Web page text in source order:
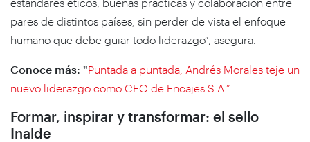
pares de distintos países, sin perder de vista el enfoque
humano que debe guiar todo liderazgo”, asegura.
Conoce más: "Puntada a puntada, Andrés Morales teje un
nuevo liderazgo como CEO de Encajes S.A.”
Formar, inspirar y transformar: el sello
Inalde